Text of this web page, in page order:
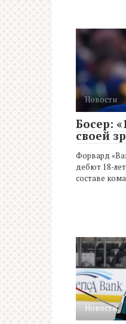
Новости
Босер:
своей
Форвард
дебют 18-
составе
Новости